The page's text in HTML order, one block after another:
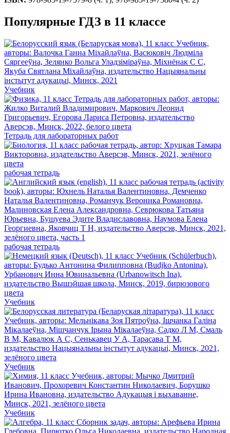
Популярные ГДЗ в 11 классе
Учебник
Тетрадь для лабораторных работ
рабочая тетрадь
рабочая тетрадь
Учебник
Учебник
Учебник